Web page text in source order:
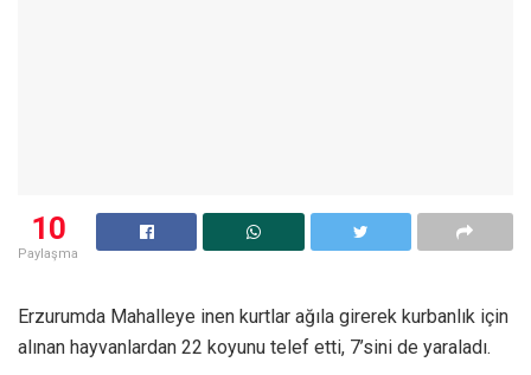
10
Paylaşma
Erzurumda Mahalleye inen kurtlar ağıla girerek kurbanlık için
alınan hayvanlardan 22 koyunu telef etti, 7’sini de yaraladı.